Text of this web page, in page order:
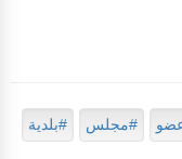
#مجلس #بلدية